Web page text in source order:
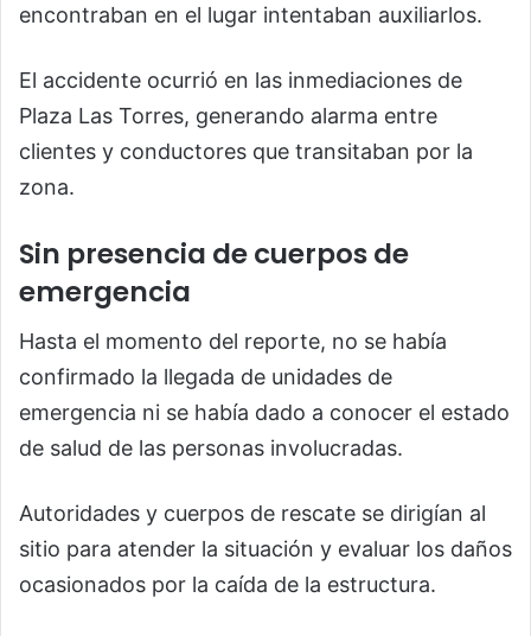
encontraban en el lugar intentaban auxiliarlos.
El accidente ocurrió en las inmediaciones de
Plaza Las Torres, generando alarma entre
clientes y conductores que transitaban por la
zona.
Sin presencia de cuerpos de
emergencia
Hasta el momento del reporte, no se había
confirmado la llegada de unidades de
emergencia ni se había dado a conocer el estado
de salud de las personas involucradas.
Autoridades y cuerpos de rescate se dirigían al
sitio para atender la situación y evaluar los daños
ocasionados por la caída de la estructura.